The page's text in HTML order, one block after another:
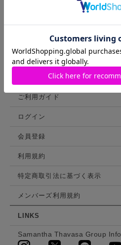
スタッフリスト
ショップブログ
ご利用ガイド
ログイン
会員登録
利用規約
特定商取引法に基づく表示
メンバーズ利用規約
LINKS
Samantha Thavasa Group Info.